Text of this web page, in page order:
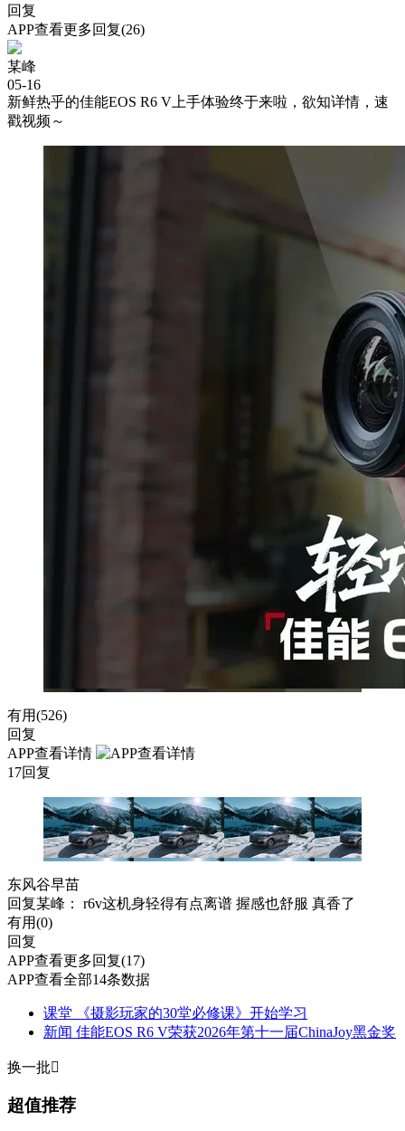
回复
APP查看更多回复(26)
某峰
05-16
新鲜热乎的佳能EOS R6 V上手体验终于来啦，欲知详情，速
戳视频～
有用(526)
回复
APP查看详情
17回复
东风谷早苗
回复某峰 ： r6v这机身轻得有点离谱 握感也舒服 真香了
有用(0)
回复
APP查看更多回复(17)
APP查看全部14条数据
课堂
《摄影玩家的30堂必修课》开始学习
新闻 佳能EOS R6 V荣获2026年第十一届ChinaJoy黑金奖
换一批
超值推荐